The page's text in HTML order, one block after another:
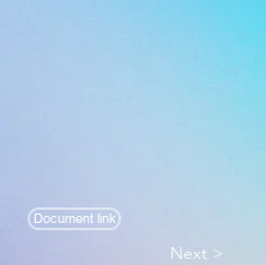
Document link
Next >